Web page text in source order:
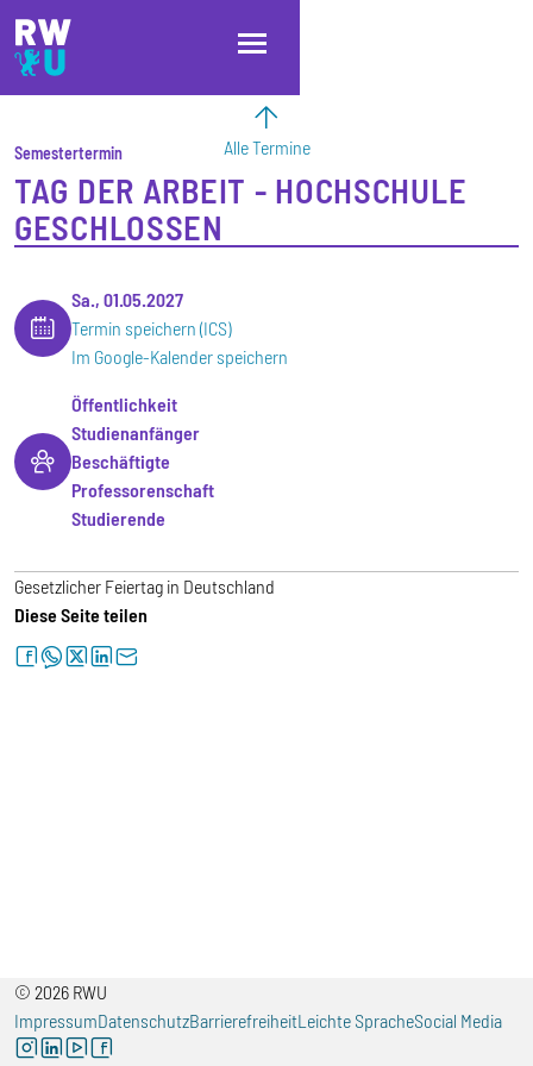
Direkt zum Inhalt
Direkt zur Hauptnavigation
Direkt zum Fußbereich
Alle Termine
Semestertermin
TAG DER ARBEIT - HOCHSCHULE
GESCHLOSSEN
Sa., 01.05.2027
Termin speichern (ICS)
Im Google-Kalender speichern
Öffentlichkeit
Studienanfänger
Beschäftigte
Professorenschaft
Studierende
Gesetzlicher Feiertag in Deutschland
Diese Seite teilen
facebookwhatsapptwitterlinkedinletter
© 2026 RWU
ImpressumDatenschutzBarrierefreiheitLeichte SpracheSocial Media
instagramlinkedinyoutubefacebook